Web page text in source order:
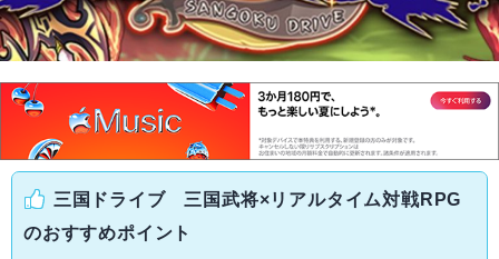
三国ドライブ 三国武将×リアルタイム対戦RPG
のおすすめポイント